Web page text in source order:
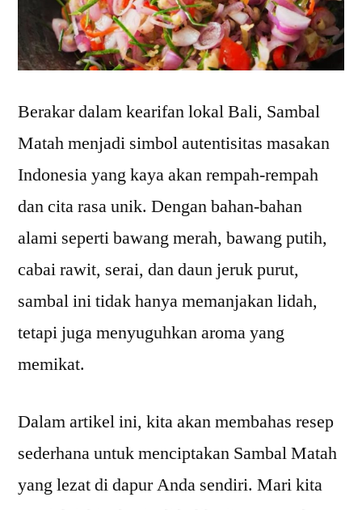
Berakar dalam kearifan lokal Bali, Sambal
Matah menjadi simbol autentisitas masakan
Indonesia yang kaya akan rempah-rempah
dan cita rasa unik. Dengan bahan-bahan
alami seperti bawang merah, bawang putih,
cabai rawit, serai, dan daun jeruk purut,
sambal ini tidak hanya memanjakan lidah,
tetapi juga menyuguhkan aroma yang
memikat.
Dalam artikel ini, kita akan membahas resep
sederhana untuk menciptakan Sambal Matah
yang lezat di dapur Anda sendiri. Mari kita